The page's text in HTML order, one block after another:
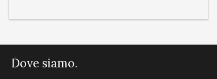
Dove siamo.